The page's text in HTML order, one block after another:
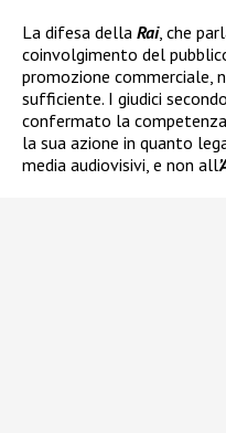
La difesa della Rai, che
coinvolgimento del
promozione commerciale,
sufficiente. I giudici
confermato la
la sua azione in quanto
media audiovisivi, e non all